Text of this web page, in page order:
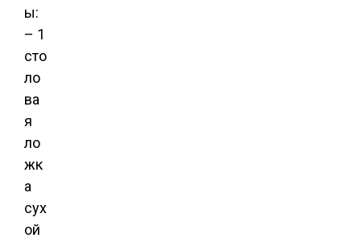
ы:
– 1
сто
ло
ва
я
ло
жк
а
сух
ой